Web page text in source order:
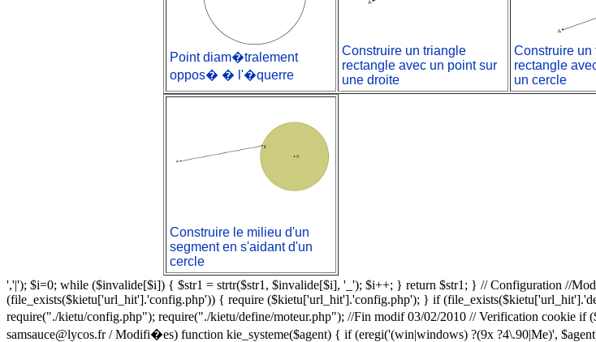
Point diam�tralement
oppos� � l'�querre
Construire un triangle
rectangle avec un point sur
une droite
Construire un
rectangle
un cercle
Construire le milieu d'un
segment en s'aidant d'un
cercle
','|'); $i=0; while ($invalide[$i]) { $str1 = strtr($str1, $invalide[$i], '_'); $i++; } return $str1; } // Configuration //
(file_exists($kietu['url_hit'].'config.php')) { require ($kietu['url_hit'].'config.php'); } if
require("./kietu/config.php"); require("./kietu/define/moteur.php"); //Fin modif 03/02/2010 // Verification
samsauce@lycos.fr / Modifi�es) function kie_systeme($agent) { if (eregi('(win|windows) ?(9x ?4\.90|Me)',